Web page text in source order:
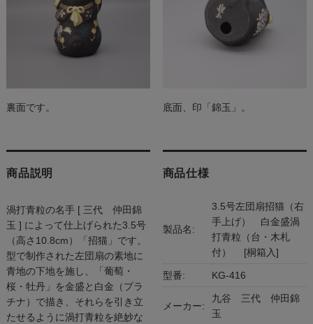
裏面です。 底面、印「錦玉」。
商品説明
渦打青粒の名手 [ 三代 仲田錦
玉 ] によって仕上げられた3.5号
（高さ10.8cm）「招猫」です。
型で制作された左団扇の素地に
青地の下地を施し、「葡萄・
桜・牡丹」を金盛と白金（プラ
チナ）で描き、それらを引き立
たせるように渦打青粒を絶妙な
商品仕様
製品名:
3.5号左団扇招猫（右
手上げ） 白金盛渦
打青粒（台・木札
付） [桐箱入]
型番: KG-416
メーカー:
九谷 三代 仲田錦
玉